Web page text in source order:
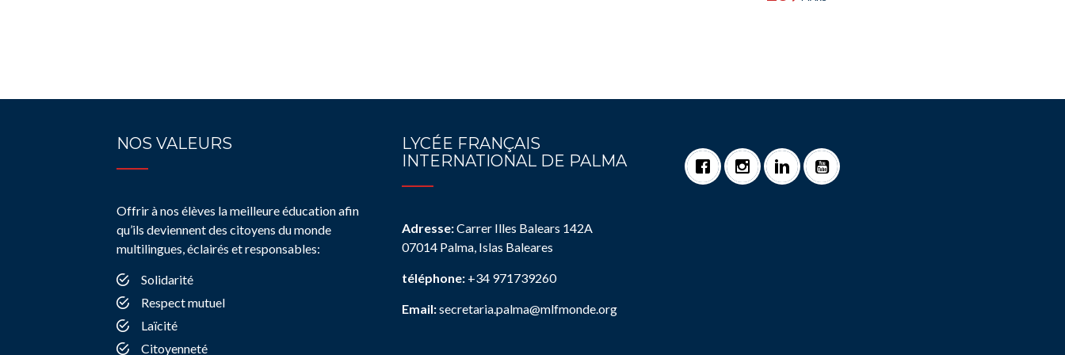
NOS VALEURS
Offrir à nos élèves la meilleure éducation afin
qu’ils deviennent des citoyens du monde
multilingues, éclairés et responsables:
Solidarité
Respect mutuel
Laïcité
Citoyenneté
LYCÉE FRANÇAIS
INTERNATIONAL DE PALMA
Adresse:Carrer Illes Balears 142A
07014 Palma, Islas Baleares
téléphone: +34 971739260
Email:secretaria.palma@mlfmonde.org